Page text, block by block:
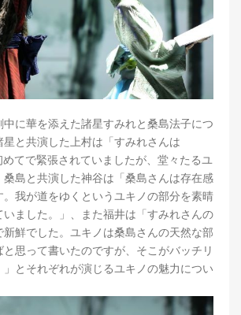
に華を添えた諸星すみれと桑島法子につ
星と共演した上村は「すみれさんは
めてで緊張されていましたが、堂々たるユ
桑島と共演した神谷は「桑島さんは存在感
。我が道をゆくというユキノの部分を素晴
いました。」、また福井は「すみれさんの
鮮でした。ユキノは桑島さんの天然な部
思って書いたのですが、そこがバッチリ
」とそれぞれが演じるユキノの魅力につい